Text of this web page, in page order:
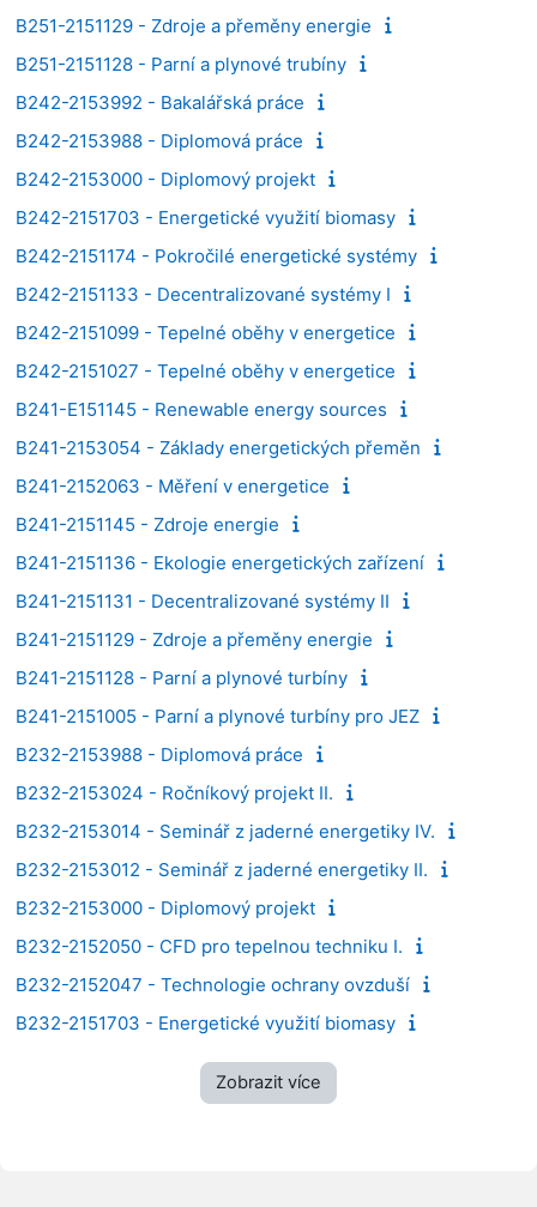
B251-2151129 - Zdroje a přeměny energie
B251-2151128 - Parní a plynové trubíny
B242-2153992 - Bakalářská práce
B242-2153988 - Diplomová práce
B242-2153000 - Diplomový projekt
B242-2151703 - Energetické využití biomasy
B242-2151174 - Pokročilé energetické systémy
B242-2151133 - Decentralizované systémy I
B242-2151099 - Tepelné oběhy v energetice
B242-2151027 - Tepelné oběhy v energetice
B241-E151145 - Renewable energy sources
B241-2153054 - Základy energetických přeměn
B241-2152063 - Měření v energetice
B241-2151145 - Zdroje energie
B241-2151136 - Ekologie energetických zařízení
B241-2151131 - Decentralizované systémy II
B241-2151129 - Zdroje a přeměny energie
B241-2151128 - Parní a plynové turbíny
B241-2151005 - Parní a plynové turbíny pro JEZ
B232-2153988 - Diplomová práce
B232-2153024 - Ročníkový projekt II.
B232-2153014 - Seminář z jaderné energetiky IV.
B232-2153012 - Seminář z jaderné energetiky II.
B232-2153000 - Diplomový projekt
B232-2152050 - CFD pro tepelnou techniku I.
B232-2152047 - Technologie ochrany ovzduší
B232-2151703 - Energetické využití biomasy
Zobrazit více